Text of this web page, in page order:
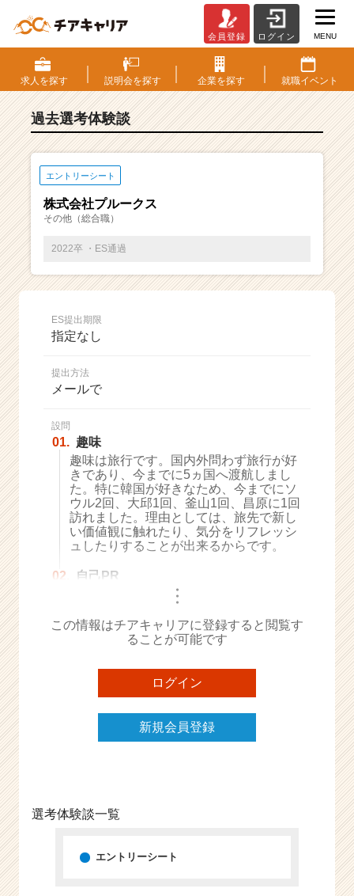
S・
選
考
験
ベ
ー・
成
が
届
く
就
活
サ
キ
ャ
e
r）
会員登録 ログイン MENU
求人を探す 説明会を探す 企業を探す 就職イベント
過去選考体験談
エントリーシート
株式会社プルークス
その他（総合職）
2022卒 ・ES通過
ES提出期限
指定なし
提出方法
メールで
設問
01. 趣味
趣味は旅行です。国内外問わず旅行が好
きであり、今までに5ヵ国へ渡航しまし
た。特に韓国が好きなため、今までにソ
ウル2回、大邱1回、釜山1回、昌原に1回
訪れました。理由としては、旅先で新し
い価値観に触れたり、気分をリフレッシ
ュしたりすることが出来るからです。
02.
自己PR
・・・
この情報はチアキャリアに登録すると閲覧す
ることが可能です
ログイン
新規会員登録
選考体験談一覧
エントリーシート